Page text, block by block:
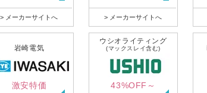
> メーカーサイトへ > メーカーサイトへ
岩崎電気
激安特価
ウシオライティング
(マックスレイ含む)
43%OFF～